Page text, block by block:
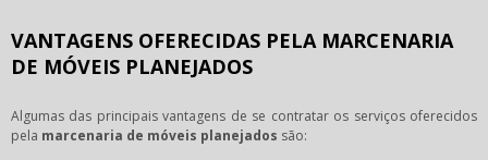
VANTAGENS OFERECIDAS PELA MARCENARIA
DE MÓVEIS PLANEJADOS
Algumas das principais vantagens de se contratar os serviços oferecidos
pela marcenaria de móveis planejados são: